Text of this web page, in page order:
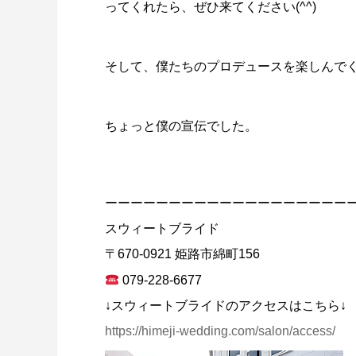
ってくれたら、ぜひ来てください(^^)
そして、僕たちのプロデュースを楽しんで
ちょっと僕の宣伝でした。
ーーーーーーーーーーーーーーーーーーー
スウィートブライド
〒670-0921 姫路市綿町156
079-228-6677
↓スウィートブライドのアクセスはこちら↓
https://himeji-wedding.com/salon/access/